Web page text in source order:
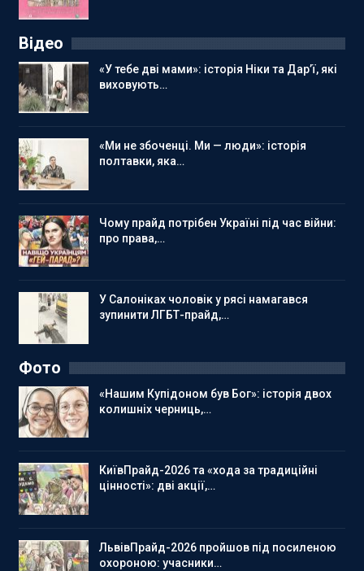
Відео
«У тебе дві мами»: історія Ніки та Дар’ї, які
виховують…
«Ми не збоченці. Ми — люди»: історія
полтавки, яка…
Чому прайд потрібен Україні під час війни:
про права,…
У Салоніках чоловік у рясі намагався
зупинити ЛГБТ-прайд,…
Фото
«Нашим Купідоном був Бог»: історія двох
колишніх черниць,…
КиївПрайд-2026 та «хода за традиційні
цінності»: дві акції,…
ЛьвівПрайд-2026 пройшов під посиленою
охороною: учасники…